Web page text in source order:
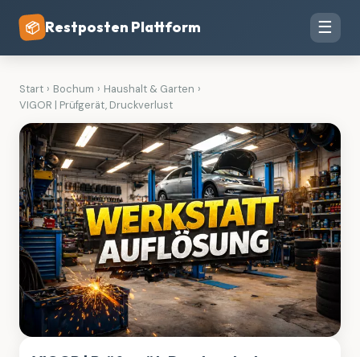
📦 Restposten Plattform ☰
Start › Bochum › Haushalt & Garten ›
VIGOR | Prüfgerät, Druckverlust